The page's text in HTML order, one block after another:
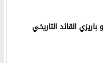
القائد التاريخي